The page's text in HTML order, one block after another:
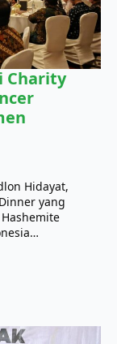
Charity
Hidayat,
yang